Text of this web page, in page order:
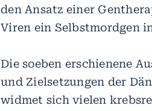
den Ansatz einer
Viren ein Selbstmordgen
Die soeben erschienene
und Zielsetzungen der
widmet sich vielen